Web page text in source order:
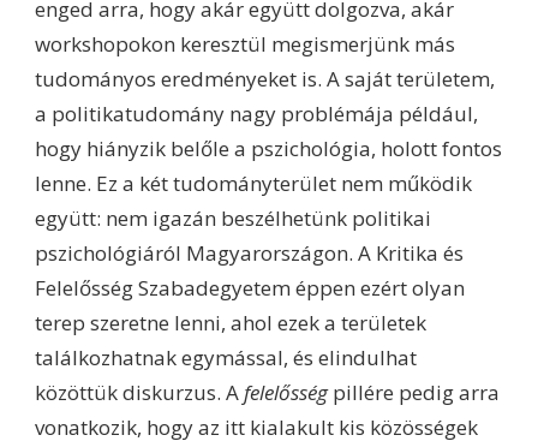
enged arra, hogy akár együtt dolgozva, akár
workshopokon keresztül megismerjünk más
tudományos eredményeket is. A saját területem,
a politikatudomány nagy problémája például,
hogy hiányzik belőle a pszichológia, holott fontos
lenne. Ez a két tudományterület nem működik
együtt: nem igazán beszélhetünk politikai
pszichológiáról Magyarországon. A Kritika és
Felelősség Szabadegyetem éppen ezért olyan
terep szeretne lenni, ahol ezek a területek
találkozhatnak egymással, és elindulhat
közöttük diskurzus. Afelelősségpillére pedig arra
vonatkozik, hogy az itt kialakult kis közösségek